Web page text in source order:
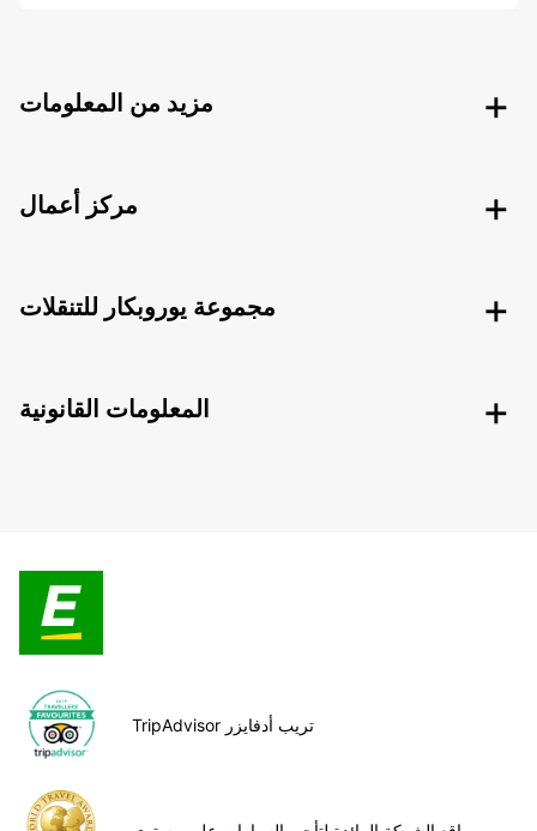
مزيد من المعلومات
مركز أعمال
مجموعة يوروبكار للتنقلات
المعلومات القانونية
TripAdvisor تريب أدفايزر